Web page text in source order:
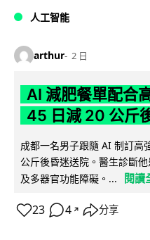
人工智能
arthur 2 日
AI 減肥餐單配合
45 日減 20 公斤
成都一名男子跟隨 AI 制訂高
公斤後昏迷送院。醫生診斷
及多器官功能障礙。...
閱讀
23 4 ↗ 分享